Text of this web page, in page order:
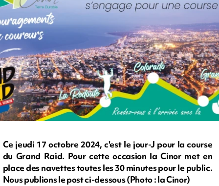
Ce jeudi 17 octobre 2024, c'est le jour-J pour la course
du Grand Raid. Pour cette occasion la Cinor met en
place des navettes toutes les 30 minutes pour le public.
Nous publions le post ci-dessous (Photo : la Cinor)